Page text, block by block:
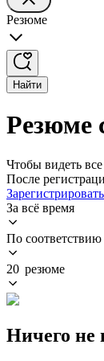
Резюме
Найти
Резюме
Чтобы видеть
После
За всё время
По соответствию
20 резюме
Ничего не